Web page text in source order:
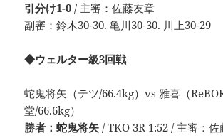
引分け1-0 / 主審：佐藤友章
副審：鈴木30-30. 亀川30-30. 川上30-29
◆ウェルター級3回戦
蛇鬼将矢（テツ/66.4kg）vs 雅喜（
堂/66.6kg）
勝者：蛇鬼将矢 / TKO 3R 1:52 / 主審：佐